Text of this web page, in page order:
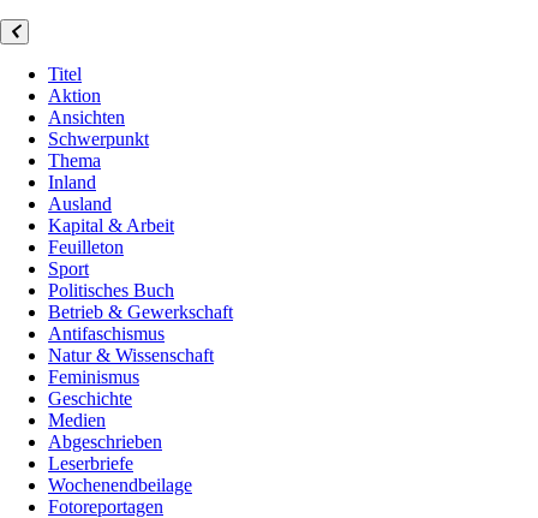
Titel
Aktion
Ansichten
Schwerpunkt
Thema
Inland
Ausland
Kapital & Arbeit
Feuilleton
Sport
Politisches Buch
Betrieb & Gewerkschaft
Antifaschismus
Natur & Wissenschaft
Feminismus
Geschichte
Medien
Abgeschrieben
Leserbriefe
Wochenendbeilage
Fotoreportagen